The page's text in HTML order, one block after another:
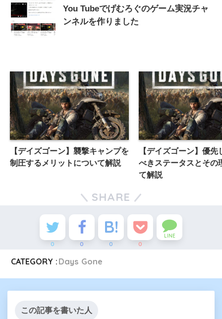
You Tubeでげむろぐのゲーム実況チャ
ンネルを作りました
【デイズゴーン】襲撃キャンプを
制圧するメリットについて解説
【デイズゴーン】優先
べきステータスとその
て解説
SHARE
0 0 0 0
LINE
CATEGORY : Days Gone
この記事を書いた人